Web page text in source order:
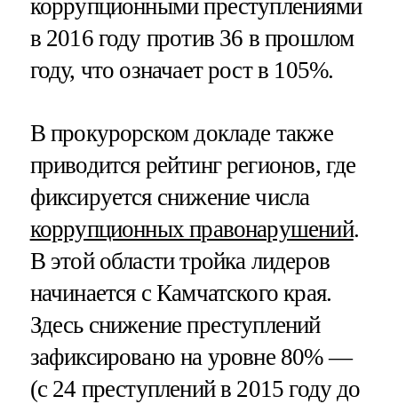
коррупционными преступлениями
в 2016 году против 36 в прошлом
году, что означает рост в 105%.
В прокурорском докладе также
приводится рейтинг регионов, где
фиксируется снижение числа
коррупционных правонарушений.
В этой области тройка лидеров
начинается с Камчатского края.
Здесь снижение преступлений
зафиксировано на уровне 80% —
(с 24 преступлений в 2015 году до